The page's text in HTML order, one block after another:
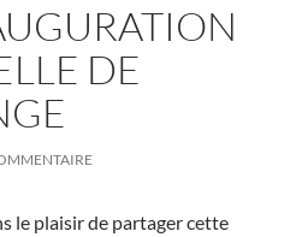
DE
le plaisir de partager cette